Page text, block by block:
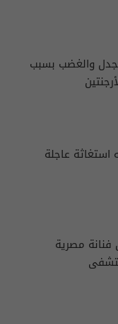
والغضب بسبب
استغاثة عاجلة
فنانة مصرية